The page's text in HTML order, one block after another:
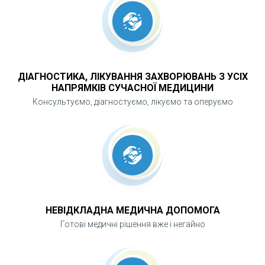
ДІАГНОСТИКА, ЛІКУВАННЯ ЗАХВОРЮВАНЬ З УСІХ
НАПРЯМКІВ СУЧАСНОЇ МЕДИЦИНИ
Консультуємо, діагностуємо, лікуємо та оперуємо
НЕВІДКЛАДНА МЕДИЧНА ДОПОМОГА
Готові медичні рішення вже і негайно